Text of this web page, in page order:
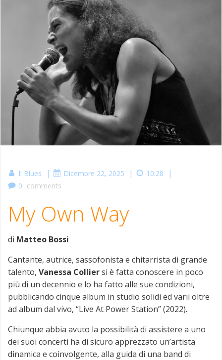
Il Blues | Dicembre 22, 2025 | 10:28 |
0 comments
My Own Way
di Matteo Bossi
Cantante, autrice, sassofonista e chitarrista di grande
talento, Vanessa Colliersi è fatta conoscere in poco
più di un decennio e lo ha fatto alle sue condizioni,
pubblicando cinque album in studio solidi ed varii oltre
ad album dal vivo, “Live At Power Station” (2022).
Chiunque abbia avuto la possibilità di assistere a uno
dei suoi concerti ha di sicuro apprezzato un’artista
dinamica e coinvolgente, alla guida di una band di